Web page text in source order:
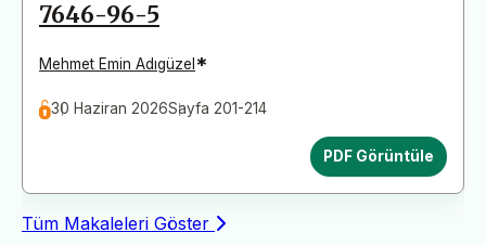
7646-96-5
Mehmet Emin Adıgüzel *
30 Haziran 2026Sayfa 201-214
PDF Görüntüle
Tüm Makaleleri Göster